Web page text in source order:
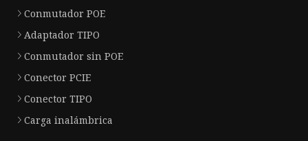
Conmutador POE
Adaptador TIPO
Conmutador sin POE
Conector PCIE
Conector TIPO
Carga inalámbrica